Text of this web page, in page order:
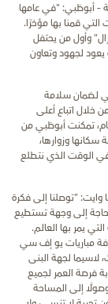
– أبوظبي: "في عامها
التي قمنا بها مؤخرًا.
وأول من يحتفل
لجهود وتعاون
لضمان سلامة
خلال اتباع أعلى
تمكنت أبوظبي من
وزوارها،
الوقت الذي نتطلع
وايت: "توصلنا إلى فكرة
إلى وجهة تستطيع
يمر بها العالم.
مباريات يو إف سي
لاسيما لجهة البنى
فرصة العمر لجميع
وصولًا إلى المساحة